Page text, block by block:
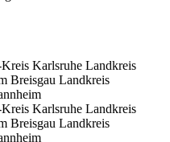
Karlsruhe Landkreis
Breisgau Landkreis
Karlsruhe Landkreis
Breisgau Landkreis